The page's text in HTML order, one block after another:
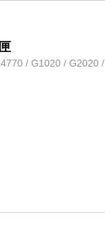
/ G1020 / G2020 /